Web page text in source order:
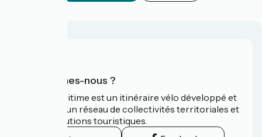
Qui sommes-nous ?
La Vélomaritime est un itinéraire vélo développé et
promu par un réseau de collectivités territoriales et
leurs institutions touristiques.